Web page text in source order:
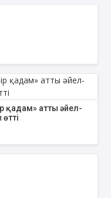
қадам» атты әйел-